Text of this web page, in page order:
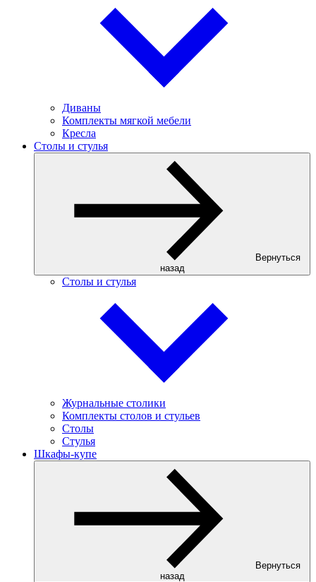
Диваны
Комплекты мягкой мебели
Кресла
Столы и стулья
Вернуться
назад
Столы и стулья
Журнальные столики
Комплекты столов и стульев
Столы
Стулья
Шкафы-купе
Вернуться
назад